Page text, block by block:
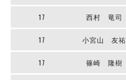
ヴォスクオーレ仙台
リガーレヴィア葛飾
17 西村 竜司
17 小宮山 友祐
17 篠崎 隆樹